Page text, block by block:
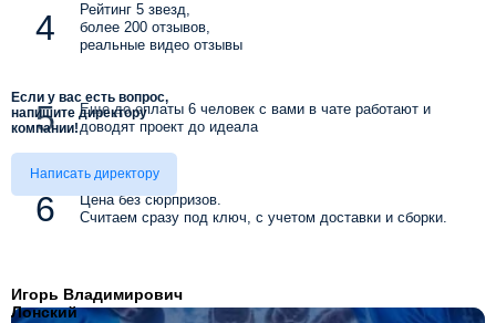
Рейтинг 5 звезд,
более 200 отзывов,
реальные видео отзывы
Еще до оплаты 6 человек с вами в чате работают и
доводят проект до идеала
Цена без сюрпризов.
Считаем сразу под ключ, с учетом доставки и сборки.
Если у вас есть вопрос,
напишите директору
компании!
Написать директору
Игорь Владимирович
Лонский